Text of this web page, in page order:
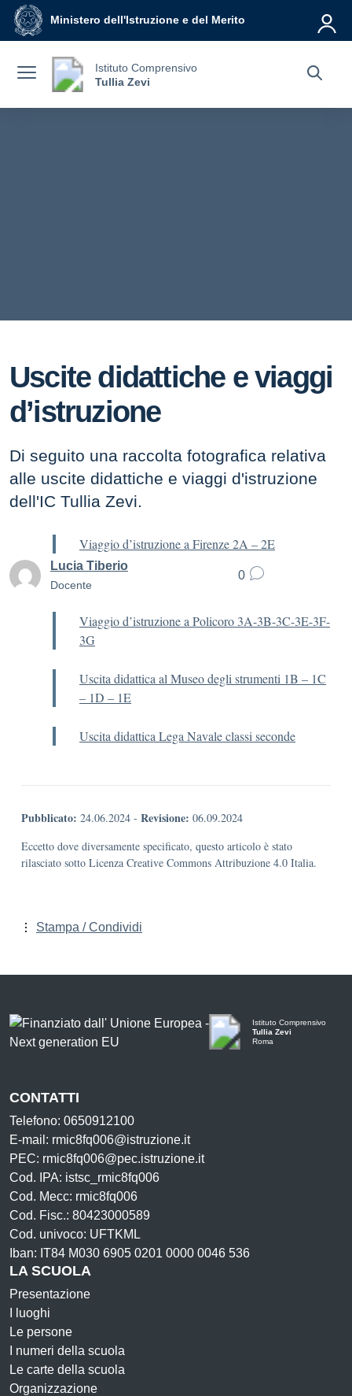
Vai ai contenuti
Vai al menu di navigazione
Vai al footer
Ministero dell'Istruzione e del Merito
Istituto Comprensivo
Tullia Zevi
Uscite didattiche e viaggi
d’istruzione
Di seguito una raccolta fotografica relativa
alle uscite didattiche e viaggi d'istruzione
dell'IC Tullia Zevi.
Lucia Tiberio
Docente
0
Viaggio d’istruzione a Firenze 2A – 2E
Viaggio d’istruzione a Policoro 3A-3B-3C-3E-3F-
3G
Uscita didattica al Museo degli strumenti 1B – 1C
– 1D – 1E
Uscita didattica Lega Navale classi seconde
Pubblicato: 24.06.2024 - Revisione: 06.09.2024
Eccetto dove diversamente specificato, questo articolo è stato
rilasciato sotto Licenza Creative Commons Attribuzione 4.0 Italia.
Stampa / Condividi
Istituto Comprensivo
Tullia Zevi
Roma
CONTATTI
Telefono: 0650912100
E-mail: rmic8fq006@istruzione.it
PEC: rmic8fq006@pec.istruzione.it
Cod. IPA: istsc_rmic8fq006
Cod. Mecc: rmic8fq006
Cod. Fisc.: 80423000589
Cod. univoco: UFTKML
Iban: IT84 M030 6905 0201 0000 0046 536
LA SCUOLA
Presentazione
I luoghi
Le persone
I numeri della scuola
Le carte della scuola
Organizzazione